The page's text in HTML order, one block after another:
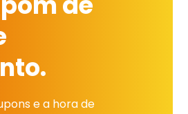
e a hora de